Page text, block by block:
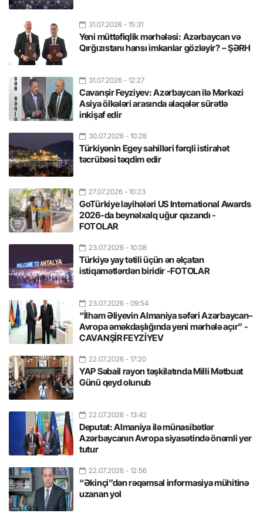
31.07.2026 - 15:31
Yeni müttəfiqlik mərhələsi: Azərbaycan və
Qırğızıstanı hansı imkanlar gözləyir? – ŞƏRH
31.07.2026 - 12:27
Cavanşir Feyziyev: Azərbaycan ilə Mərkəzi
Asiya ölkələri arasında əlaqələr sürətlə
inkişaf edir
30.07.2026 - 10:28
Türkiyənin Egey sahilləri fərqli istirahət
təcrübəsi təqdim edir
27.07.2026 - 10:23
GoTürkiye layihələri US International Awards
2026-da beynəlxalq uğur qazandı -
FOTOLAR
23.07.2026 - 10:08
Türkiyə yay tətili üçün ən əlçatan
istiqamətlərdən biridir -FOTOLAR
23.07.2026 - 09:54
“İlham Əliyevin Almaniya səfəri Azərbaycan–
Avropa əməkdaşlığında yeni mərhələ açır” -
CAVANŞİR FEYZİYEV
22.07.2026 - 17:20
YAP Səbail rayon təşkilatında Milli Mətbuat
Günü qeyd olunub
22.07.2026 - 13:42
Deputat: Almaniya ilə münasibətlər
Azərbaycanın Avropa siyasətində önəmli yer
tutur
22.07.2026 - 12:56
“Əkinçi”dən rəqəmsal informasiya mühitinə
uzanan yol